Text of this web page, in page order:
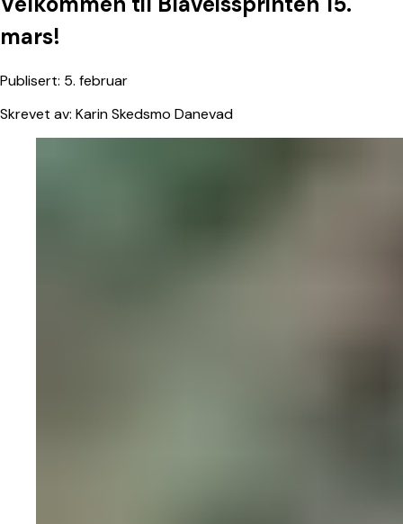
mars!
Publisert: 5. februar
Skrevet av: Karin Skedsmo Danevad